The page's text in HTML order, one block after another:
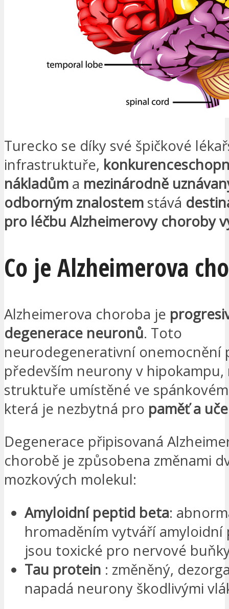
Turecko se díky své špičkové
infrastruktuře,
nákladům a mezinárodně
odborným znalostem stává
pro léčbu Alzheimerovy choroby
Co je Alzheimerova
Alzheimerova choroba je
degenerace neuronů. Toto
neurodegenerativní onemocnění
především neurony v hipokampu,
struktuře umístěné ve
která je nezbytná pro paměť a
Degenerace připisovaná
chorobě je způsobena změnami
mozkových molekul:
Amyloidní peptid beta:
hromaděním vytváří amyloidní
jsou toxické pro nervové
Tau protein : změněný,
napadá neurony škodlivými